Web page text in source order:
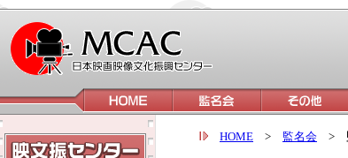
HOME > 監名会 >